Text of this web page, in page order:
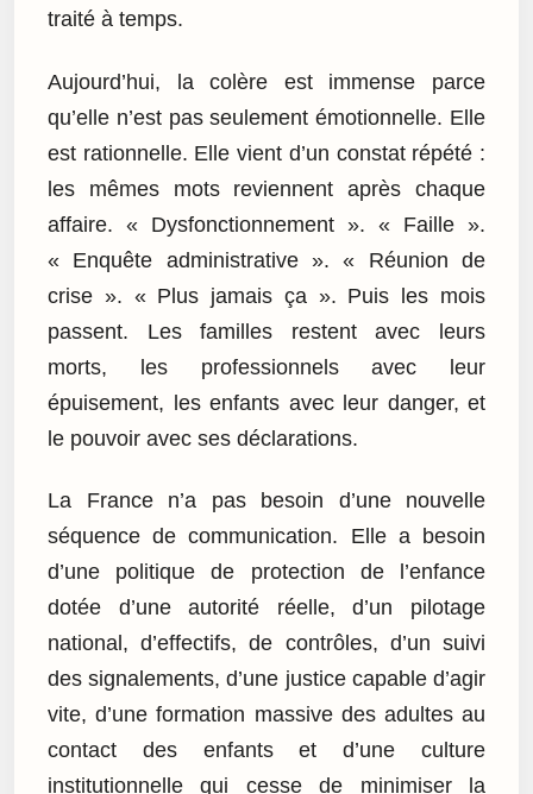
traité à temps.
Aujourd’hui, la colère est immense parce
qu’elle n’est pas seulement émotionnelle. Elle
est rationnelle. Elle vient d’un constat répété :
les mêmes mots reviennent après chaque
affaire. « Dysfonctionnement ». « Faille ».
« Enquête administrative ». « Réunion de
crise ». « Plus jamais ça ». Puis les mois
passent. Les familles restent avec leurs
morts, les professionnels avec leur
épuisement, les enfants avec leur danger, et
le pouvoir avec ses déclarations.
La France n’a pas besoin d’une nouvelle
séquence de communication. Elle a besoin
d’une politique de protection de l’enfance
dotée d’une autorité réelle, d’un pilotage
national, d’effectifs, de contrôles, d’un suivi
des signalements, d’une justice capable d’agir
vite, d’une formation massive des adultes au
contact des enfants et d’une culture
institutionnelle qui cesse de minimiser la